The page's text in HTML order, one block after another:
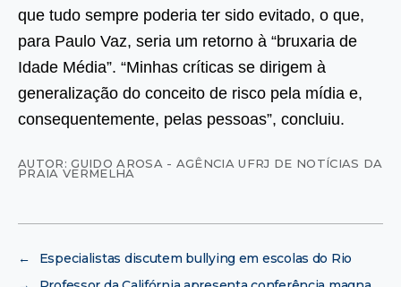
que tudo sempre poderia ter sido evitado, o que,
para Paulo Vaz, seria um retorno à “bruxaria de
Idade Média”. “Minhas críticas se dirigem à
generalização do conceito de risco pela mídia e,
consequentemente, pelas pessoas”, concluiu.
AUTOR: GUIDO AROSA - AGÊNCIA UFRJ DE NOTÍCIAS DA
PRAIA VERMELHA
←
Especialistas discutem bullying em escolas do Rio